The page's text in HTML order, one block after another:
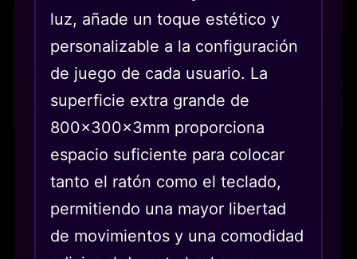
luz, añade un toque estético y
personalizable a la configuración
de juego de cada usuario. La
superficie extra grande de
800x300x3mm proporciona
espacio suficiente para colocar
tanto el ratón como el teclado,
permitiendo una mayor libertad
de movimientos y una comodidad